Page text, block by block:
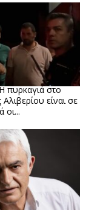
πυρκαγιά στο
είναι σε
οι...